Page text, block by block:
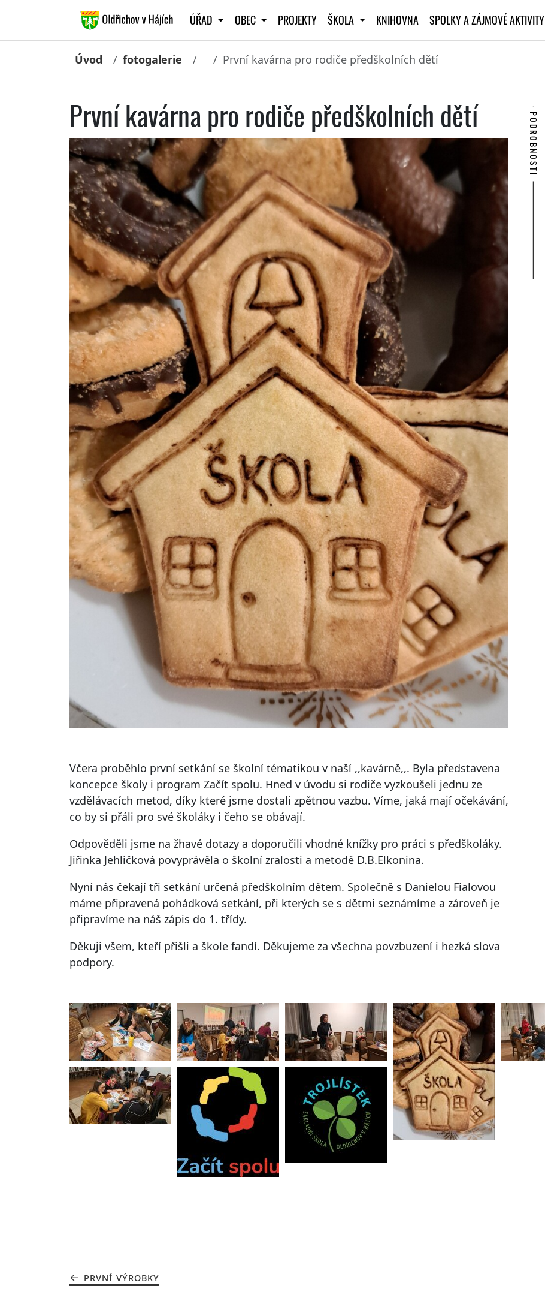
ÚŘAD OBEC PROJEKTY ŠKOLA KNIHOVNA SPOLKY A ZÁJMOVÉ AKTIVITY
Úvod fotogalerie První kavárna pro rodiče předškolních dětí
První kavárna pro rodiče předškolních dětí
Včera proběhlo první setkání se školní tématikou v naší ,,kavárně,,. Byla představena
koncepce školy i program Začít spolu. Hned v úvodu si rodiče vyzkoušeli jednu ze
vzdělávacích metod, díky které jsme dostali zpětnou vazbu. Víme, jaká mají očekávání,
co by si přáli pro své školáky i čeho se obávají.
Odpověděli jsme na žhavé dotazy a doporučili vhodné knížky pro práci s předškoláky.
Jiřinka Jehličková povyprávěla o školní zralosti a metodě D.B.Elkonina.
Nyní nás čekají tři setkání určená předškolním dětem. Společně s Danielou Fialovou
máme připravená pohádková setkání, při kterých se s dětmi seznámíme a zároveň je
připravíme na náš zápis do 1. třídy.
Děkuji všem, kteří přišli a škole fandí. Děkujeme za všechna povzbuzení i hezká slova
podpory.
PODROBNOSTI
PRVNÍ VÝROBKY